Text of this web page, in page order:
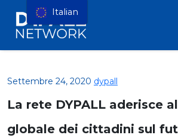
Settembre 24, 2020 dypall
La rete DYPALL aderisce
globale dei cittadini sul
Italian